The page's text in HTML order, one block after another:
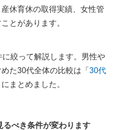
べきこと
め転職サイトはどれですか？
休育休の取得実績、女性管
とがあります。
絞って解説します。男性や
た30代全体の比較は「 30代
にまとめました。
べき条件が変わります